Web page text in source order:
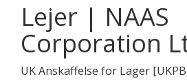
Lejer | NAAS
Corporation
UK Anskaffelse for Lager [